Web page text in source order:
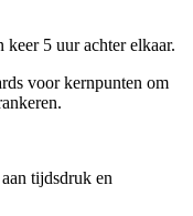
keer 5 uur achter elkaar.
voor kernpunten om
tijdsdruk en